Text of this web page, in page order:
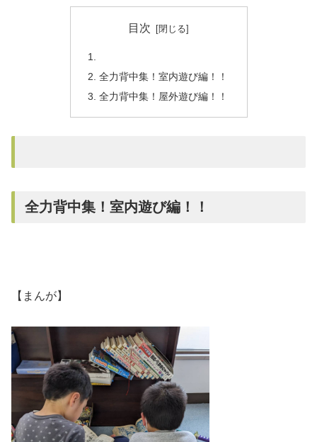
目次
全力背中集！室内遊び編！！
全力背中集！屋外遊び編！！
全力背中集！室内遊び編！！
【まんが】